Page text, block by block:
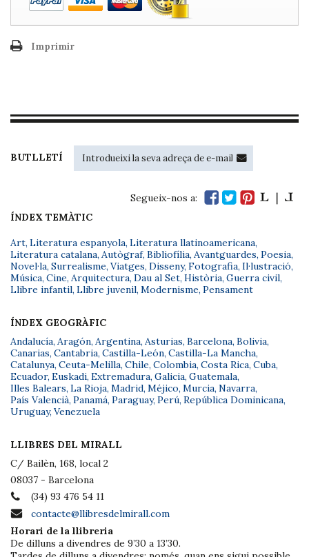
Imprimir
BUTLLETÍ
Segueix-nos a:
ÍNDEX TEMÀTIC
Art, Literatura espanyola, Literatura llatinoamericana,
Literatura catalana, Autògraf, Bibliofília, Avantguardes, Poesia,
Novel·la, Surrealisme, Viatges, Disseny, Fotografia, Il·lustració,
Música, Cine, Arquitectura, Dau al Set, Història, Guerra civil,
Llibre infantil, Llibre juvenil, Modernisme, Pensament
ÍNDEX GEOGRÀFIC
Andalucía, Aragón, Argentina, Asturias, Barcelona, Bolivia,
Canarias, Cantabria, Castilla-León, Castilla-La Mancha,
Catalunya, Ceuta-Melilla, Chile, Colombia, Costa Rica, Cuba,
Ecuador, Euskadi, Extremadura, Galicia, Guatemala,
Illes Balears, La Rioja, Madrid, Méjico, Murcia, Navarra,
País Valencià, Panamá, Paraguay, Perú, República Dominicana,
Uruguay, Venezuela
LLIBRES DEL MIRALL
C/ Bailèn, 168, local 2
08037 - Barcelona
(34) 93 476 54 11
contacte@llibresdelmirall.com
Horari de la llibreria
De dilluns a divendres de 9’30 a 13’30.